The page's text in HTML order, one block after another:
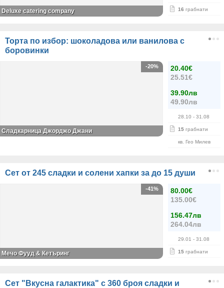
16 грабнати
Deluxe catering company
Торта по избор: шоколадова или ванилова с
боровинки
20.40€
25.51€
39.90лв
49.90лв
28.10 - 31.08
15 грабнати
кв. Гео Милев
-20%
Сладкарница Джорджо Джани
Сет от 245 сладки и солени хапки за до 15 души
80.00€
135.00€
156.47лв
264.04лв
29.01 - 31.08
15 грабнати
-41%
Мечо Фууд & Кетъринг
Сет "Вкусна галактика" с 360 броя сладки и